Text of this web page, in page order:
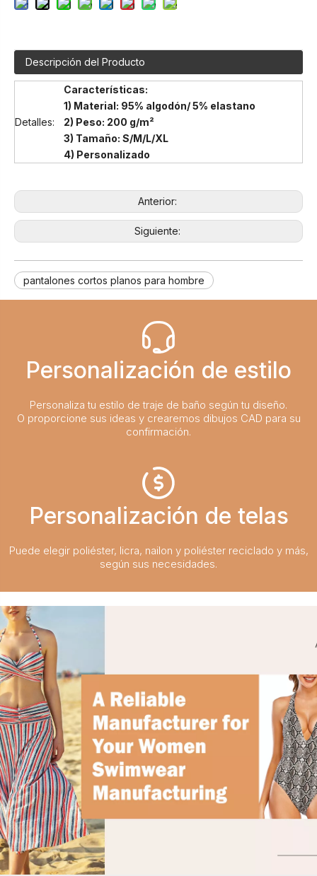
Descripción del Producto
Detalles:
Características:
1) Material: 95% algodón/ 5% elastano
2) Peso: 200 g/m²
3) Tamaño: S/M/L/XL
4) Personalizado
Anterior:
Siguiente:
pantalones cortos planos para hombre
Personalización de estilo
Personaliza tu estilo de traje de baño según tu diseño.
O proporcione sus ideas y crearemos dibujos CAD para su
confirmación.
Personalización de telas
Puede elegir poliéster, licra, nailon y poliéster reciclado y más,
según sus necesidades.